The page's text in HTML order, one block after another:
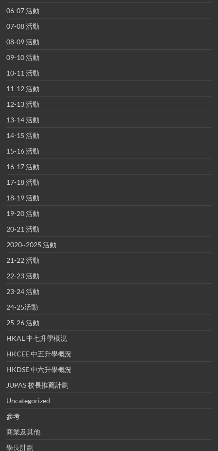
06-07 活動
07-08 活動
08-09 活動
09-10 活動
10-11 活動
11-12 活動
12-13 活動
13-14 活動
14-15 活動
15-16 活動
16-17 活動
17-18 活動
18-19 活動
19-20 活動
20-21 活動
2020~2025 活動
21-22 活動
22-23 活動
23-24 活動
24-25活動
25-26 活動
HKAL 中七升學概況
HKCEE 中五升學概況
HKDSE 中六升學概況
JUPAS 校長推薦計劃
Uncategorized
參考
商業及其他
學長計劃